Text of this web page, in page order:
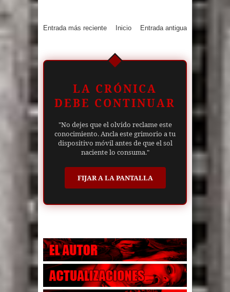
Entrada más reciente Entrada antigua
Inicio
LA CRÓNICA
DEBE CONTINUAR
"No dejes que el olvido reclame este
conocimiento. Ancla este grimorio a tu
dispositivo móvil antes de que el sol
naciente lo consuma."
FIJAR A LA PANTALLA